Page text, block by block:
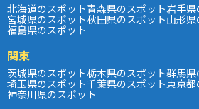
北海道のスポット青森県のスポット岩手県
宮城県のスポット秋田県のスポット山形県
福島県のスポット
関東
茨城県のスポット栃木県のスポット群馬県
埼玉県のスポット千葉県のスポット東京都
神奈川県のスポット